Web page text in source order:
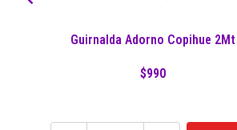
Guirnalda Adorno Copihue 2Mt
$990